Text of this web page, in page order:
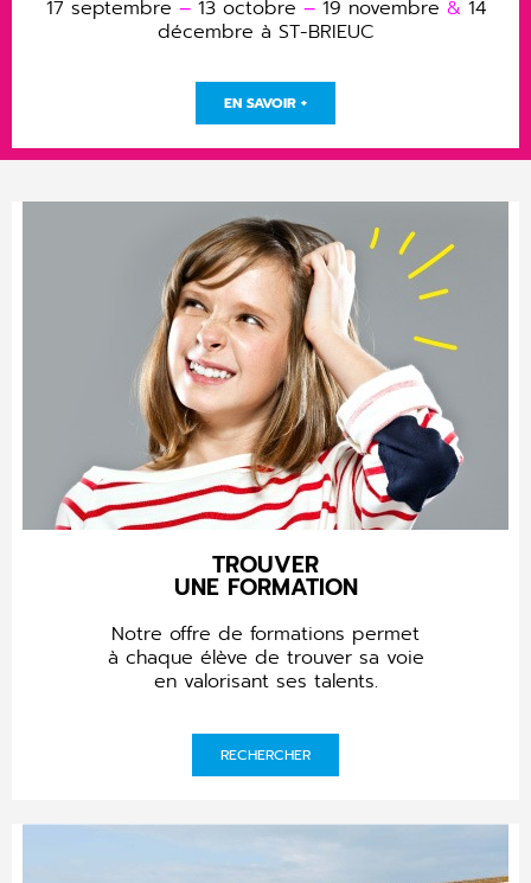
17 septembre –13 octobre –19 novembre &14
décembre à ST-BRIEUC
EN SAVOIR +
TROUVER
UNE FORMATION
Notre offre de formations permet
à chaque élève de trouver sa voie
en valorisant ses talents.
RECHERCHER